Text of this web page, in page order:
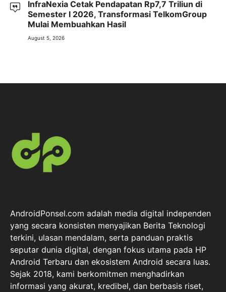
InfraNexia Cetak Pendapatan Rp7,7 Triliun di
Semester I 2026, Transformasi TelkomGroup
Mulai Membuahkan Hasil
August 5, 2026
AndroidPonsel.com adalah media digital independen
yang secara konsisten menyajikan Berita Teknologi
terkini, ulasan mendalam, serta panduan praktis
seputar dunia digital, dengan fokus utama pada HP
Android Terbaru dan ekosistem Android secara luas.
Sejak 2018, kami berkomitmen menghadirkan
informasi yang akurat, kredibel, dan berbasis riset,